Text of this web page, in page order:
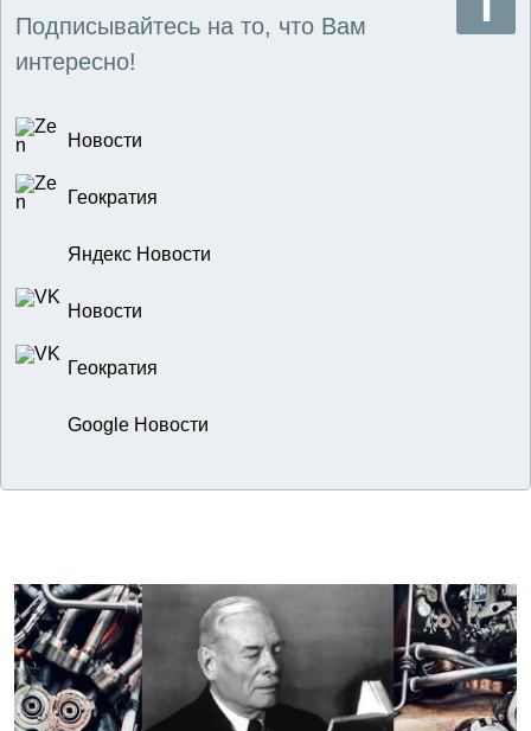
Подписывайтесь на то, что Вам
интересно!
Новости
Геократия
Яндекс Новости
Новости
Геократия
Google Новости